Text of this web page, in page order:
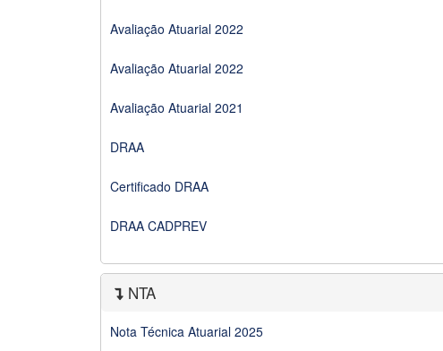
Avaliação Atuarial 2022
Avaliação Atuarial 2022
Avaliação Atuarial 2021
DRAA
Certificado DRAA
DRAA CADPREV
NTA
Nota Técnica Atuarial 2025